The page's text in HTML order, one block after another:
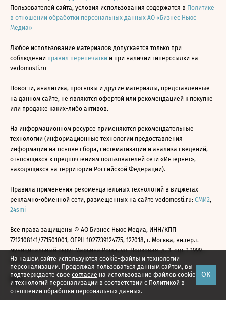
На нашем сайте используются cookie-файлы и технологии
персонализации. Продолжая пользоваться данным сайтом, вы
подтверждаете свое согласие на использование файлов cookie
и технологий персонализации в соответствии с Политикой в
отношении обработки персональных данных.
ОК
Пользователей сайта, условия использования содержатся в Политике
в отношении обработки персональных данных АО «Бизнес Ньюс
Медиа»
Любое использование материалов допускается только при
соблюдении правил перепечатки и при наличии гиперссылки на
vedomosti.ru
Новости, аналитика, прогнозы и другие материалы, представленные
на данном сайте, не являются офертой или рекомендацией к покупке
или продаже каких-либо активов.
На информационном ресурсе применяются рекомендательные
технологии (информационные технологии предоставления
информации на основе сбора, систематизации и анализа сведений,
относящихся к предпочтениям пользователей сети «Интернет»,
находящихся на территории Российской Федерации).
Правила применения рекомендательных технологий в виджетах
рекламно-обменной сети, размещенных на сайте vedomosti.ru: СМИ2,
24smi
Все права защищены © АО Бизнес Ньюс Медиа, ИНН/КПП
7712108141/771501001, ОГРН 1027739124775, 127018, г. Москва, вн.тер.г.
муниципальный округ Марьина Роща, ул. Полковая, д. 3, стр. 1 1999—
2026